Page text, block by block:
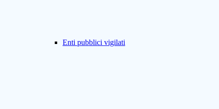
Enti pubblici vigilati